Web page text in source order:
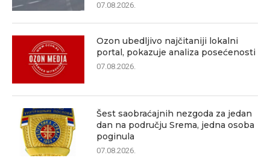
07.08.2026.
Ozon ubedljivo najčitaniji lokalni
portal, pokazuje analiza posećenosti
07.08.2026.
Šest saobraćajnih nezgoda za jedan
dan na području Srema, jedna osoba
poginula
07.08.2026.